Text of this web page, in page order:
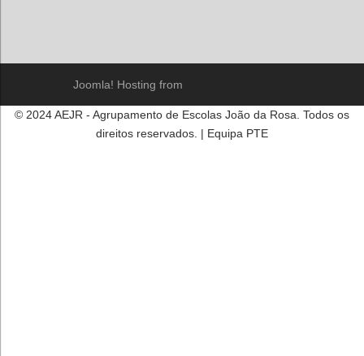
Joomla! Hosting from
© 2024 AEJR - Agrupamento de Escolas João da Rosa. Todos os
direitos reservados. | Equipa PTE